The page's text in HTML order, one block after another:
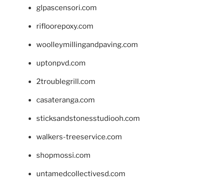
glpascensori.com
rifloorepoxy.com
woolleymillingandpaving.com
uptonpvd.com
2troublegrill.com
casateranga.com
sticksandstonesstudiooh.com
walkers-treeservice.com
shopmossi.com
untamedcollectivesd.com